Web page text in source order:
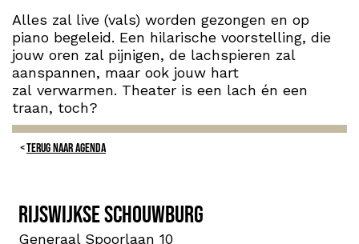
Alles zal live (vals) worden gezongen en op
piano begeleid. Een hilarische voorstelling, die
jouw oren zal pijnigen, de lachspieren zal
aanspannen, maar ook jouw hart
zal verwarmen. Theater is een lach én een
traan, toch?
TERUG NAAR AGENDA
Rijswijkse Schouwburg
Generaal Spoorlaan 10